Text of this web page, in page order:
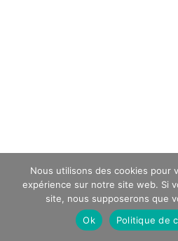
Nous utilisons des cookies pour
expérience sur notre site web. Si
site, nous supposerons que
Ok
Politique de